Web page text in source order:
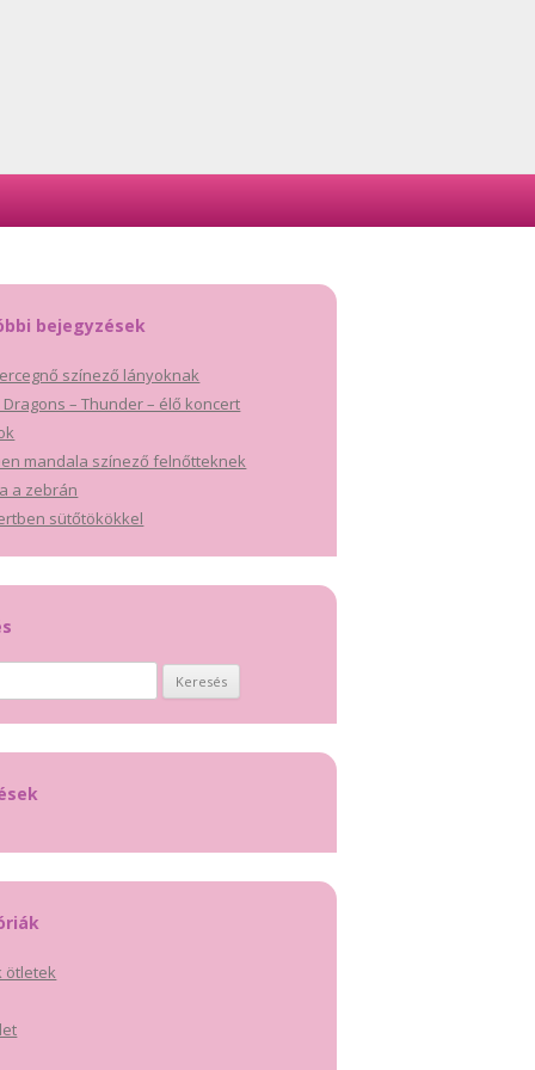
bejegyzések
színező lányoknak
Dragons – Thunder – élő koncert
mandala színező felnőtteknek
a zebrán
sütőtökökkel
ötletek